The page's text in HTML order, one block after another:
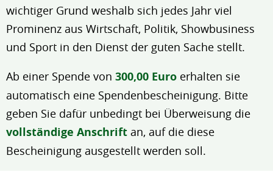
wichtiger Grund weshalb sich jedes Jahr viel
Prominenz aus Wirtschaft, Politik, Showbusiness
und Sport in den Dienst der guten Sache stellt.
Ab einer Spende von 300,00 Euro erhalten sie
automatisch eine Spendenbescheinigung. Bitte
geben Sie dafür unbedingt bei Überweisung die
vollständige Anschrift an, auf die diese
Bescheinigung ausgestellt werden soll.